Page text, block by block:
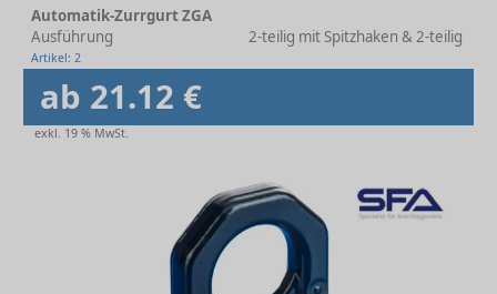
Automatik-Zurrgurt ZGA
Ausführung
2-teilig mit Spitzhaken & 2-teilig mit
Artikel: 2
ab 21.12 €
exkl. 19 % MwSt.